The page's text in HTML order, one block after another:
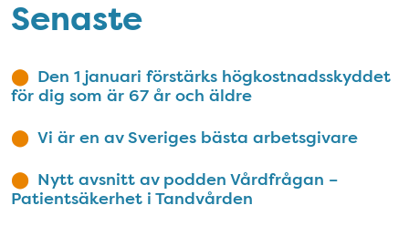
Senaste
Den 1 januari förstärks högkostnadsskyddet
för dig som är 67 år och äldre
Vi är en av Sveriges bästa arbetsgivare
Nytt avsnitt av podden Vårdfrågan –
Patientsäkerhet i Tandvården